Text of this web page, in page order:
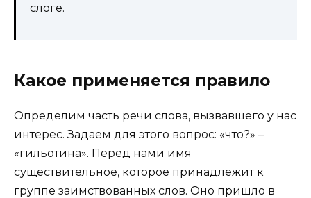
слоге.
Какое применяется правило
Определим часть речи слова, вызвавшего у нас
интерес. Задаем для этого вопрос: «что?» –
«гильотина». Перед нами имя
существительное, которое принадлежит к
группе заимствованных слов. Оно пришло в